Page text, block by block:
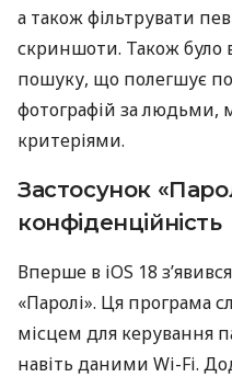
а також фільтрувати
скриншоти. Також було
пошуку, що полегшує
фотографій за
критеріями.
Застосунок
конфіденційність
Вперше в iOS 18
«Паролі». Ця програма
місцем для керування
навіть даними Wi-Fi.